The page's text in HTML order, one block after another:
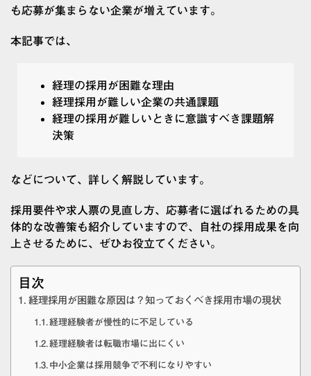
も応募が集まらない企業が増えています。
本記事では、
経理の採用が困難な理由
経理採用が難しい企業の共通課題
経理の採用が難しいときに意識すべき課題解
決策
などについて、詳しく解説しています。
採用要件や求人票の見直し方、応募者に選ばれるための具
体的な改善策も紹介していますので、自社の採用成果を向
上させるために、ぜひお役立てください。
目次
経理採用が困難な原因は？知っておくべき採用市場の現状
経理経験者が慢性的に不足している
経理経験者は転職市場に出にくい
中小企業は採用競争で不利になりやすい